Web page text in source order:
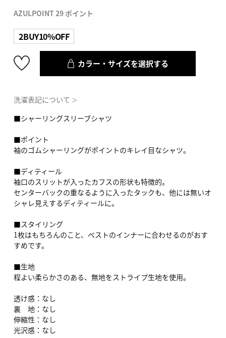
AZULPOINT 29 ポイント
2BUY10%OFF
カラー・サイズを選択する
洗濯表記について ＞
■シャーリングスリーブシャツ
■ポイント
袖のゴムシャーリングがポイントのキレイ目なシャツ。
■ディティール
袖口のスリットが入ったカフスの形状も特徴的。
センターバックの重なるように入ったタックも、他には無いオ
シャレ見えするディティールに。
■スタイリング
1枚はもちろんのこと、ベストのインナーに合わせるのがおす
すめです。
■生地
程よい柔らかさのある、無地をストライプ生地を使用。
透け感：なし
裏 地：なし
伸縮性：なし
光沢感：なし